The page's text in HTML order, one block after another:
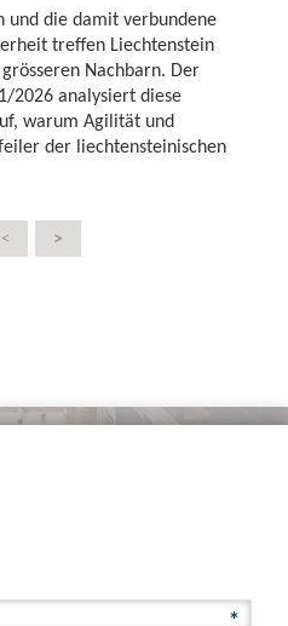
und die damit verbundene
treffen Liechtenstein
Nachbarn. Der
2026 analysiert diese
warum Agilität und
der liechtensteinischen
< >